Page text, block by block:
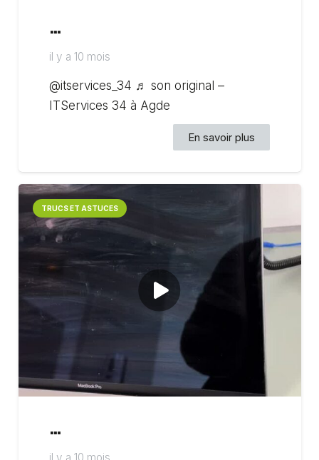
…
il y a 10 mois
@itservices_34 ♬ son original –
ITServices 34 à Agde
En savoir plus
TRUCS ET ASTUCES
…
il y a 10 mois